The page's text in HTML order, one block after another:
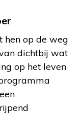
hen op de weg
dichtbij wat
op het leven